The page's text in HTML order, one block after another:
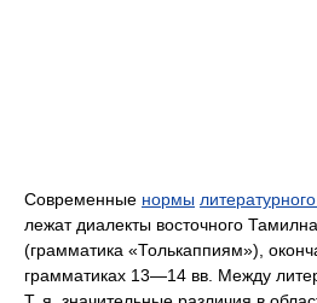
Современные нормы
лежат диалекты восточного
(грамматика «Толькаппиям»),
грамматиках 13—14 вв. Между